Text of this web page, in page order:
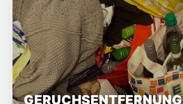
GERUCHSENTFERNUNG